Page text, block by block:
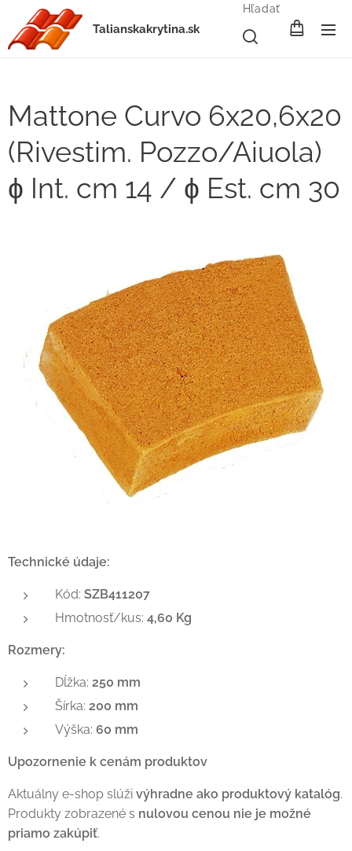
Talianskakrytina.sk
Hľadať
Mattone Curvo 6x20,6x20
(Rivestim. Pozzo/Aiuola)
ɸ Int. cm 14 / ɸ Est. cm 30
Technické údaje:
Kód: SZB411207
Hmotnosť/kus: 4,60 Kg
Rozmery:
Dĺžka: 250 mm
Šírka: 200 mm
Výška: 60 mm
Upozornenie k cenám produktov
Aktuálny e-shop slúži výhradne ako produktový katalóg.
Produkty zobrazené s nulovou cenou nie je možné
priamo zakúpiť.